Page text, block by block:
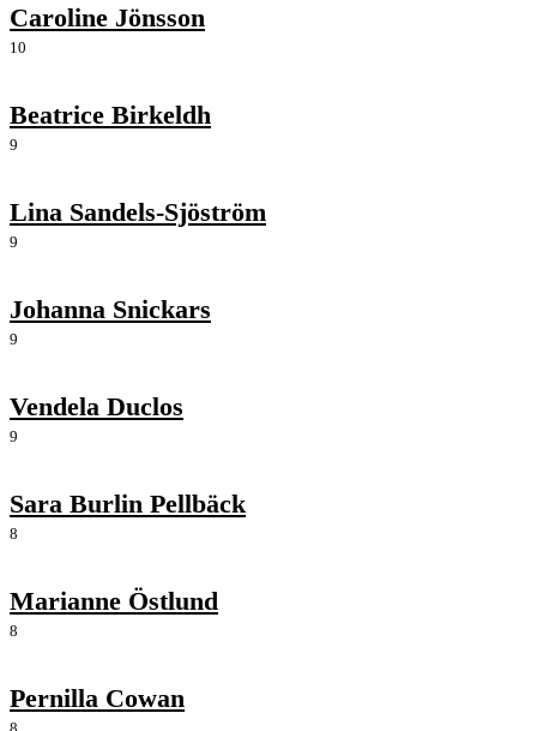
Caroline Jönsson
10
Beatrice Birkeldh
9
Lina Sandels-Sjöström
9
Johanna Snickars
9
Vendela Duclos
9
Sara Burlin Pellbäck
8
Marianne Östlund
8
Pernilla Cowan